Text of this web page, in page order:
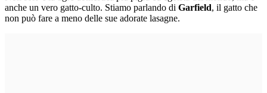
anche un vero gatto-culto. Stiamo parlando di Garfield, il gatto che
non può fare a meno delle sue adorate lasagne.